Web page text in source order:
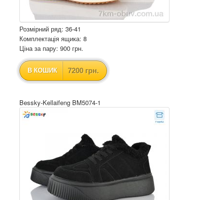
Розмірний ряд: 36-41
Комплектація ящика: 8
Ціна за пару: 900 грн.
В КОШИК 7200 грн.
Bessky-Kellaifeng BM5074-1